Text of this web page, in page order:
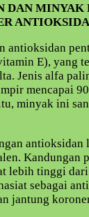
MINYAK
antioksidan
E), yang
Jenis alfa
mencapai
minyak ini
Kandungan
lebih tinggi
sebagai
jantung